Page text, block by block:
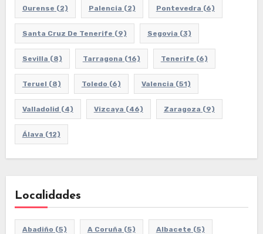
Ourense (2) Palencia (2) Pontevedra (6)
Santa Cruz De Tenerife (9) Segovia (3)
Sevilla (8) Tarragona (16) Tenerife (6)
Teruel (8) Toledo (6) Valencia (51)
Valladolid (4) Vizcaya (46) Zaragoza (9)
Álava (12)
Localidades
Abadiño (5) A Coruña (5) Albacete (5)